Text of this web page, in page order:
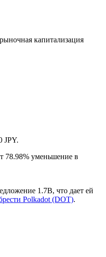
капитализация
JPY.
78.98% уменьшение в
1.7B, что дает ей
Polkadot (DOT).